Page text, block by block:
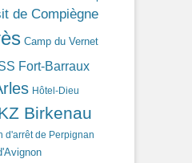
de Compiègne
Camp du Vernet
Fort-Barraux
Hôtel-Dieu
Birkenau
d'arrêt de Perpignan